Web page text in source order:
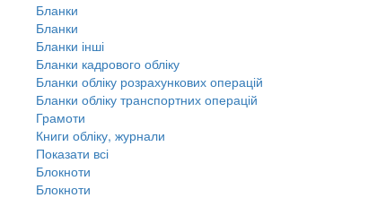
Бланки
Бланки
Бланки інші
Бланки кадрового обліку
Бланки обліку розрахункових операцій
Бланки обліку транспортних операцій
Грамоти
Книги обліку, журнали
Показати всі
Блокноти
Блокноти